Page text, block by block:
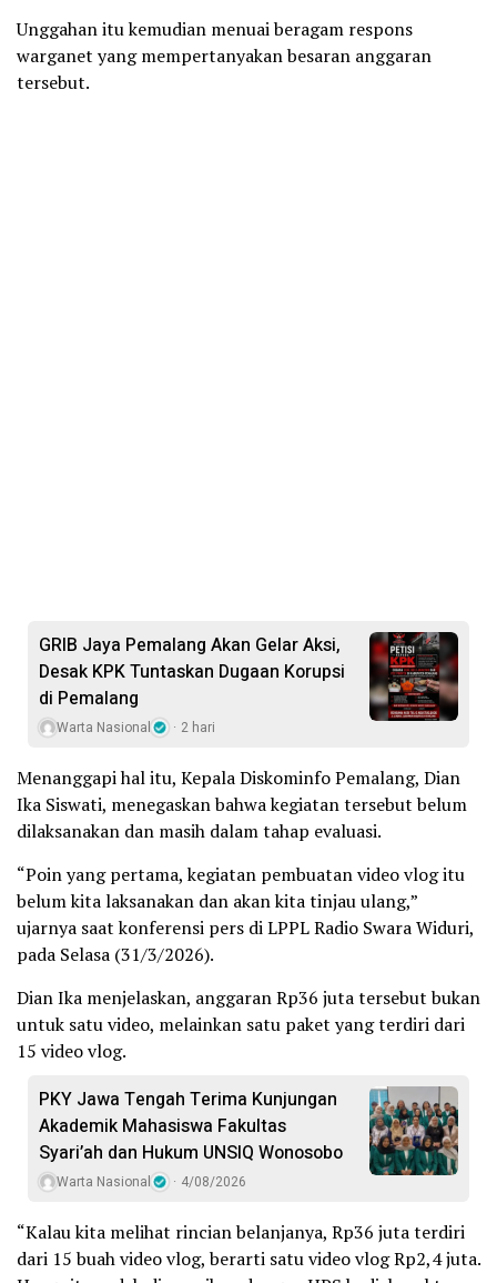
Unggahan itu kemudian menuai beragam respons
warganet yang mempertanyakan besaran anggaran
tersebut.
GRIB Jaya Pemalang Akan Gelar Aksi,
Desak KPK Tuntaskan Dugaan Korupsi
di Pemalang
Warta Nasional 2 hari
Menanggapi hal itu, Kepala Diskominfo Pemalang, Dian
Ika Siswati, menegaskan bahwa kegiatan tersebut belum
dilaksanakan dan masih dalam tahap evaluasi.
“Poin yang pertama, kegiatan pembuatan video vlog itu
belum kita laksanakan dan akan kita tinjau ulang,”
ujarnya saat konferensi pers di LPPL Radio Swara Widuri,
pada Selasa (31/3/2026).
Dian Ika menjelaskan, anggaran Rp36 juta tersebut bukan
untuk satu video, melainkan satu paket yang terdiri dari
15 video vlog.
PKY Jawa Tengah Terima Kunjungan
Akademik Mahasiswa Fakultas
Syari’ah dan Hukum UNSIQ Wonosobo
Warta Nasional 4/08/2026
“Kalau kita melihat rincian belanjanya, Rp36 juta terdiri
dari 15 buah video vlog, berarti satu video vlog Rp2,4 juta.